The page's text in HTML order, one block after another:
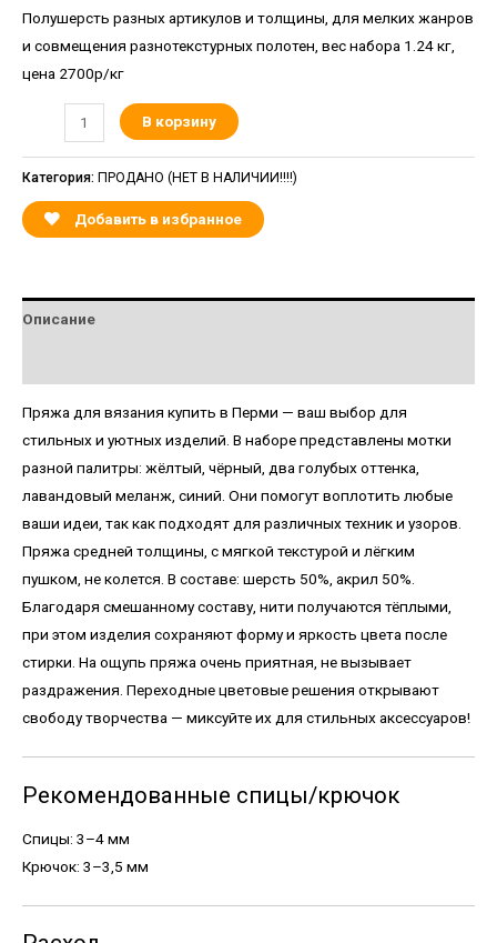
Полушерсть разных артикулов и толщины, для мелких жанров
и совмещения разнотекстурных полотен, вес набора 1.24 кг,
цена 2700р/кг
В корзину
Категория: ПРОДАНО (НЕТ В НАЛИЧИИ!!!!)
Добавить в избранное
Описание
Пряжа для вязания купить в Перми — ваш выбор для
стильных и уютных изделий. В наборе представлены мотки
разной палитры: жёлтый, чёрный, два голубых оттенка,
лавандовый меланж, синий. Они помогут воплотить любые
ваши идеи, так как подходят для различных техник и узоров.
Пряжа средней толщины, с мягкой текстурой и лёгким
пушком, не колется. В составе: шерсть 50%, акрил 50%.
Благодаря смешанному составу, нити получаются тёплыми,
при этом изделия сохраняют форму и яркость цвета после
стирки. На ощупь пряжа очень приятная, не вызывает
раздражения. Переходные цветовые решения открывают
свободу творчества — миксуйте их для стильных аксессуаров!
Рекомендованные спицы/крючок
Спицы: 3–4 мм
Крючок: 3–3,5 мм